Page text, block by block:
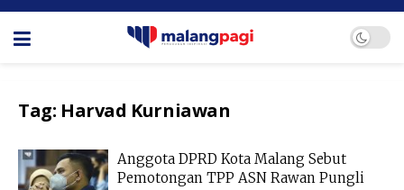
Tag: Harvad Kurniawan
Anggota DPRD Kota Malang Sebut
Pemotongan TPP ASN Rawan Pungli